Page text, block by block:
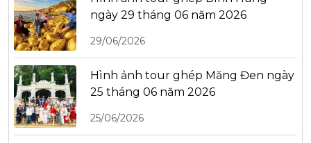
ngày 29 tháng 06 năm 2026
29/06/2026
Hình ảnh tour ghép Măng Đen ngày
25 tháng 06 năm 2026
25/06/2026